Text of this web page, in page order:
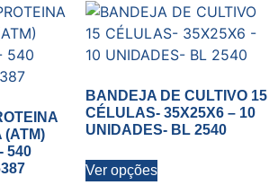
(ATM)
540
BANDEJA DE CULTIVO 15
CÉLULAS- 35X25X6 – 10
UNIDADES- BL 2540
Ver opções